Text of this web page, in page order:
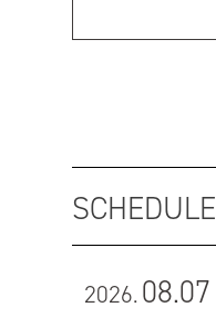
SCHEDULE
2026.08.07